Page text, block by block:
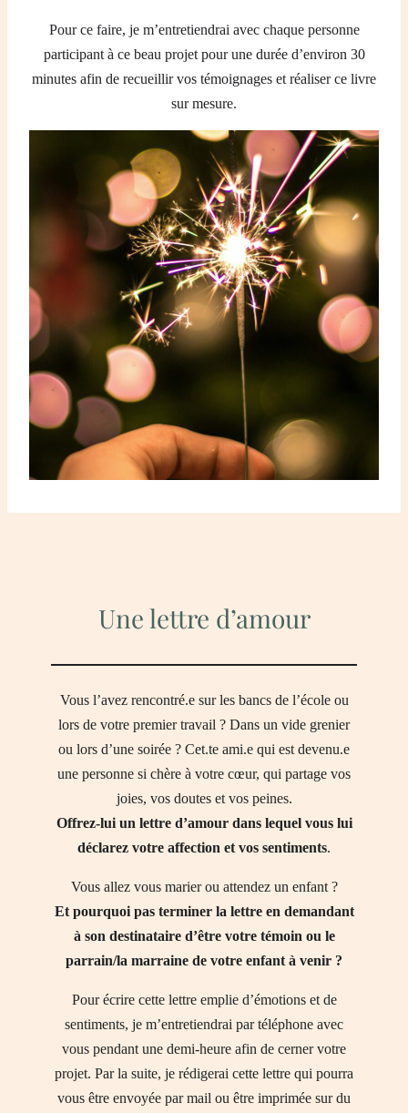
Pour ce faire, je m’entretiendrai avec chaque personne
participant à ce beau projet pour une durée d’environ 30
minutes afin de recueillir vos témoignages et réaliser ce livre
sur mesure.
Une lettre d’amour
Vous l’avez rencontré.e sur les bancs de l’école ou
lors de votre premier travail ? Dans un vide grenier
ou lors d’une soirée ? Cet.te ami.e qui est devenu.e
une personne si chère à votre cœur, qui partage vos
joies, vos doutes et vos peines.
Offrez-lui un lettre d’amour dans lequel vous lui
déclarez votre affection et vos sentiments.
Vous allez vous marier ou attendez un enfant ?
Et pourquoi pas terminer la lettre en demandant
à son destinataire d’être votre témoin ou le
parrain/la marraine de votre enfant à venir ?
Pour écrire cette lettre emplie d’émotions et de
sentiments, je m’entretiendrai par téléphone avec
vous pendant une demi-heure afin de cerner votre
projet. Par la suite, je rédigerai cette lettre qui pourra
vous être envoyée par mail ou être imprimée sur du